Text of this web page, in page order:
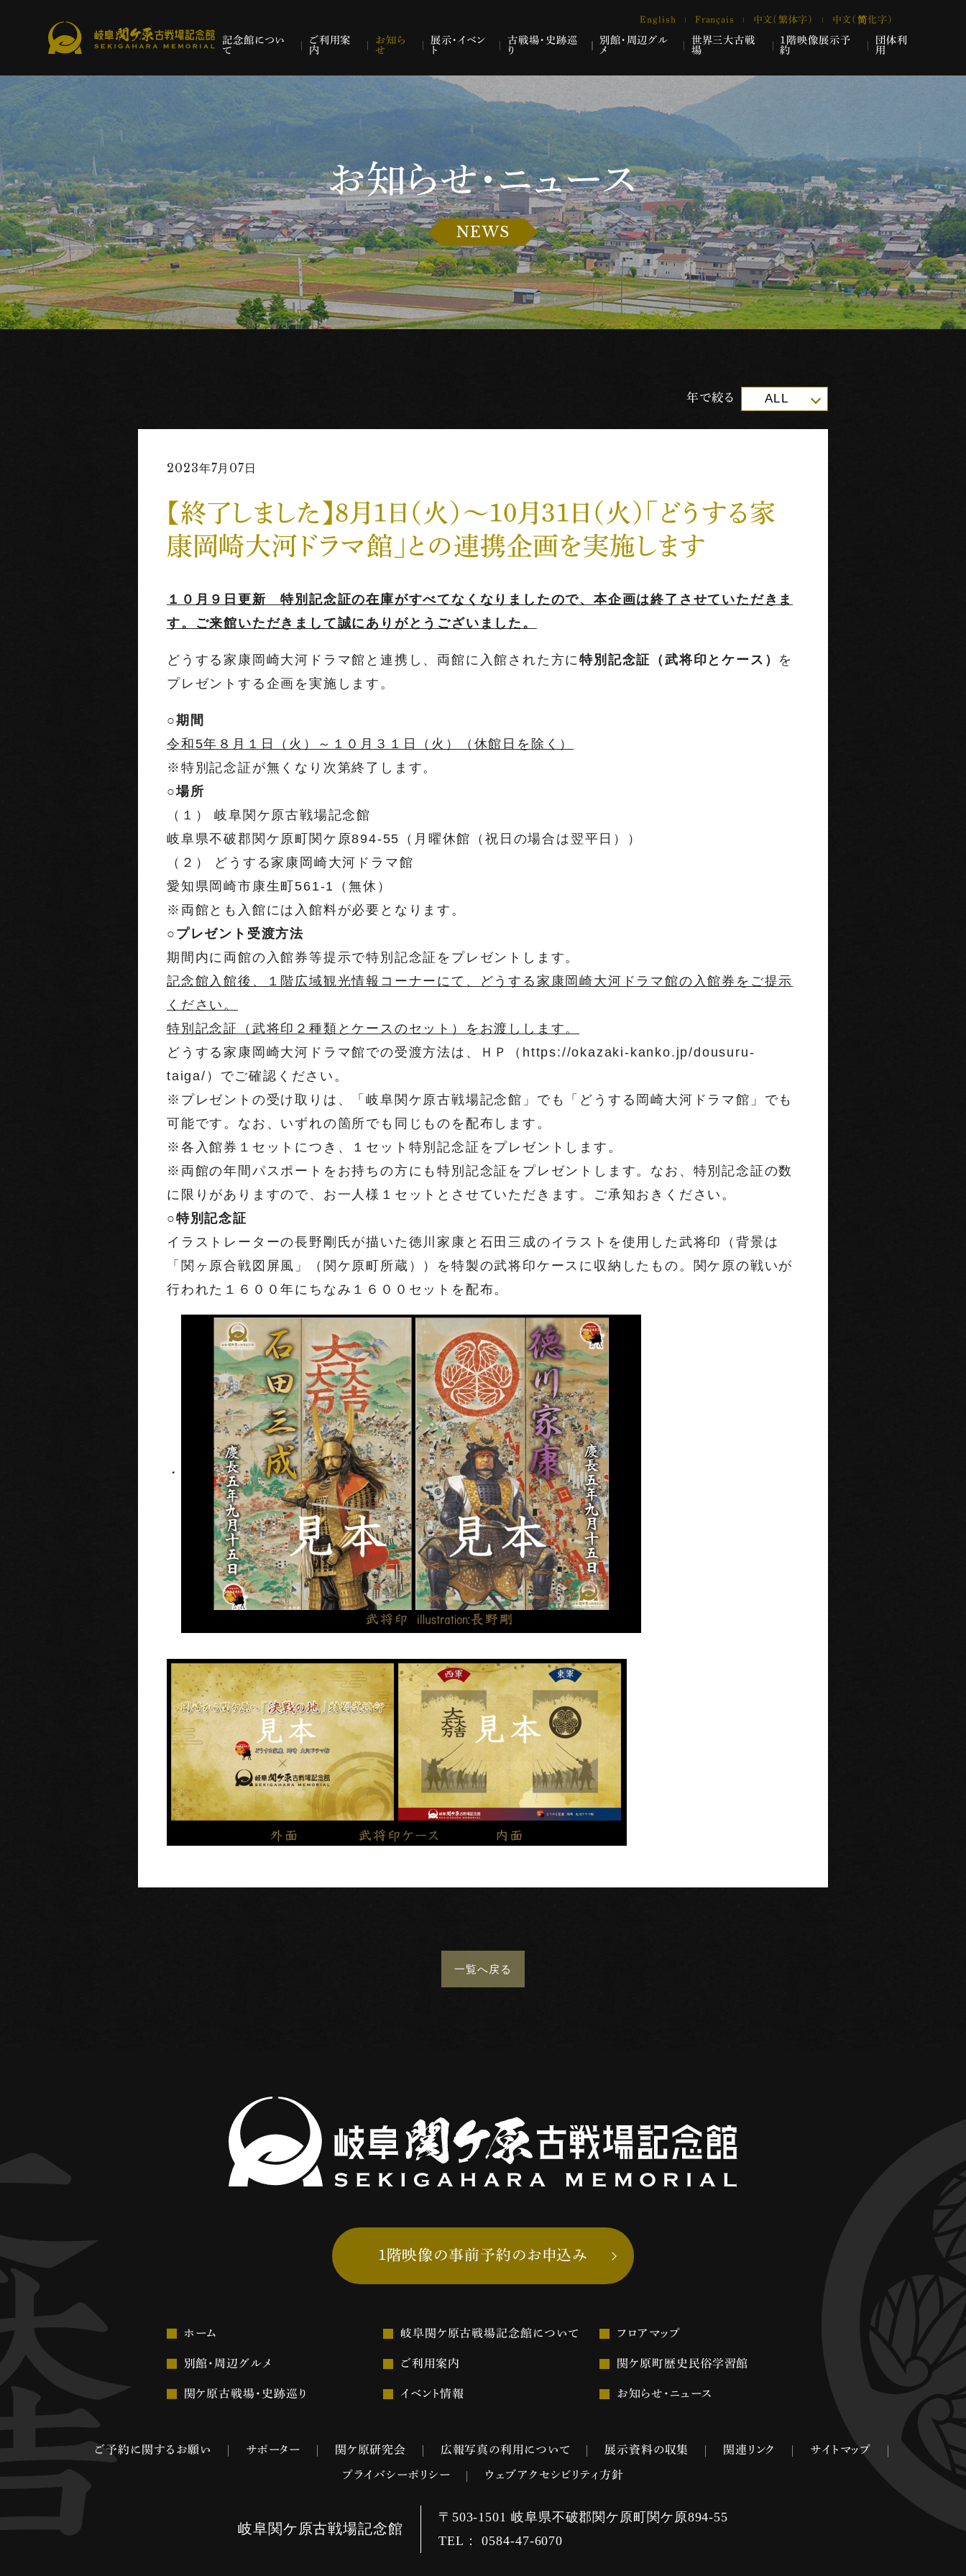
English Français 中文（繁体字） 中文（简化字）
記念館につい
て
ご利用案
内
お知ら
せ
展示・イベン
ト
古戦場・史跡巡
り
別館・周辺グル
メ
世界三大古戦
場
1階映像展示予
約
団体利
用
お知らせ・ニュース
NEWS
年で絞る ALL
2023年7月07日
【終了しました】8月1日（火）～10月31日（火）「どうする家
康岡崎大河ドラマ館」との連携企画を実施します
１０月９日更新 特別記念証の在庫がすべてなくなりましたので、本企画は終了させていただきま
す。ご来館いただきまして誠にありがとうございました。
どうする家康岡崎大河ドラマ館と連携し、両館に入館された方に特別記念証（武将印とケース） を
プレゼントする企画を実施します。
○期間
令和5年８月１日（火）～１０月３１日（火）（休館日を除く）
※特別記念証が無くなり次第終了します。
○場所
（１） 岐阜関ケ原古戦場記念館
岐阜県不破郡関ケ原町関ケ原894-55（月曜休館（祝日の場合は翌平日））
（２） どうする家康岡崎大河ドラマ館
愛知県岡崎市康生町561-1（無休）
※両館とも入館には入館料が必要となります。
○プレゼント受渡方法
期間内に両館の入館券等提示で特別記念証をプレゼントします。
記念館入館後、１階広域観光情報コーナーにて、どうする家康岡崎大河ドラマ館の入館券をご提示
ください。
特別記念証（武将印２種類とケースのセット）をお渡しします。
どうする家康岡崎大河ドラマ館での受渡方法は、ＨＰ（https://okazaki-kanko.jp/dousuru-
taiga/）でご確認ください。
※プレゼントの受け取りは、「岐阜関ケ原古戦場記念館」でも「どうする岡崎大河ドラマ館」でも
可能です。なお、いずれの箇所でも同じものを配布します。
※各入館券１セットにつき、１セット特別記念証をプレゼントします。
※両館の年間パスポートをお持ちの方にも特別記念証をプレゼントします。なお、特別記念証の数
に限りがありますので、お一人様１セットとさせていただきます。ご承知おきください。
○特別記念証
イラストレーターの長野剛氏が描いた徳川家康と石田三成のイラストを使用した武将印（背景は
「関ヶ原合戦図屏風」（関ケ原町所蔵））を特製の武将印ケースに収納したもの。関ケ原の戦いが
行われた１６００年にちなみ１６００セットを配布。
・
一覧へ戻る
1階映像の事前予約のお申込み
ホーム 岐阜関ケ原古戦場記念館について フロアマップ
別館・周辺グルメ ご利用案内 関ケ原町歴史民俗学習館
関ケ原古戦場・史跡巡り イベント情報 お知らせ・ニュース
ご予約に関するお願い サポーター 関ケ原研究会 広報写真の利用について 展示資料の収集 関連リンク サイトマップ
プライバシーポリシー ウェブアクセシビリティ方針
岐阜関ケ原古戦場記念館
〒503-1501 岐阜県不破郡関ケ原町関ケ原894-55
TEL： 0584-47-6070